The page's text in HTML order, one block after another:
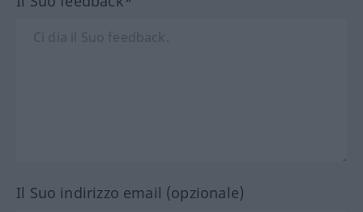
Il Suo indirizzo email (opzionale)